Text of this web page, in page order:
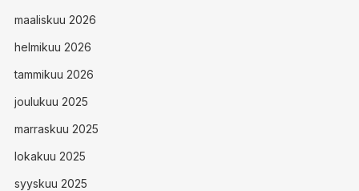
maaliskuu 2026
helmikuu 2026
tammikuu 2026
joulukuu 2025
marraskuu 2025
lokakuu 2025
syyskuu 2025